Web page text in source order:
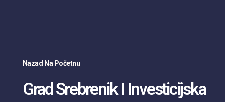
Nazad Na Početnu
Grad Srebrenik I Investicijska